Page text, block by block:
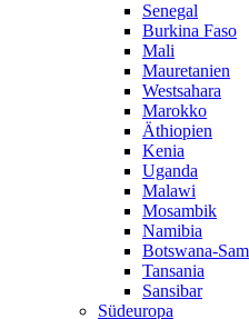
Senegal
Burkina Faso
Mali
Mauretanien
Westsahara
Marokko
Äthiopien
Kenia
Uganda
Malawi
Mosambik
Namibia
Botswana-
Tansania
Sansibar
Südeuropa